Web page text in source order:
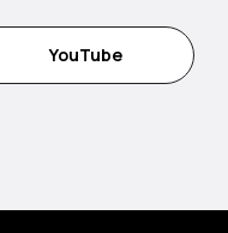
YouTube